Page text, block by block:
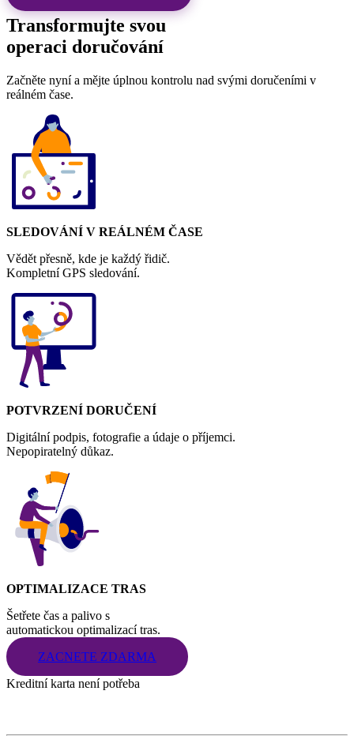
Transformujte svou
operaci doručování
Začněte nyní a mějte úplnou kontrolu nad svými doručeními v
reálném čase.
SLEDOVÁNÍ V REÁLNÉM ČASE
Vědět přesně, kde je každý řidič.
Kompletní GPS sledování.
POTVRZENÍ DORUČENÍ
Digitální podpis, fotografie a údaje o příjemci.
Nepopiratelný důkaz.
OPTIMALIZACE TRAS
Šetřete čas a palivo s
automatickou optimalizací tras.
ZACNETE ZDARMA
Kreditní karta není potřeba